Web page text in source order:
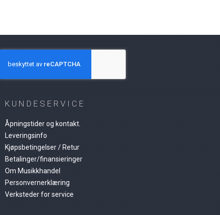
KUNDESERVICE
Åpningstider og kontakt.
Leveringsinfo
Kjøpsbetingelser / Retur
Betalinger/finansieringer
Om Musikkhandel
Personvernerklæring
Verksteder for service